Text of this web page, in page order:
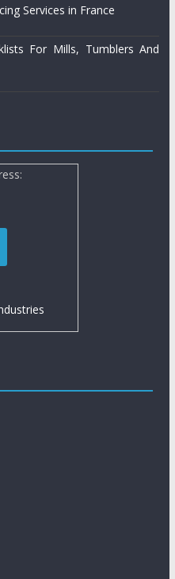
Services in France
For Mills, Tumblers And